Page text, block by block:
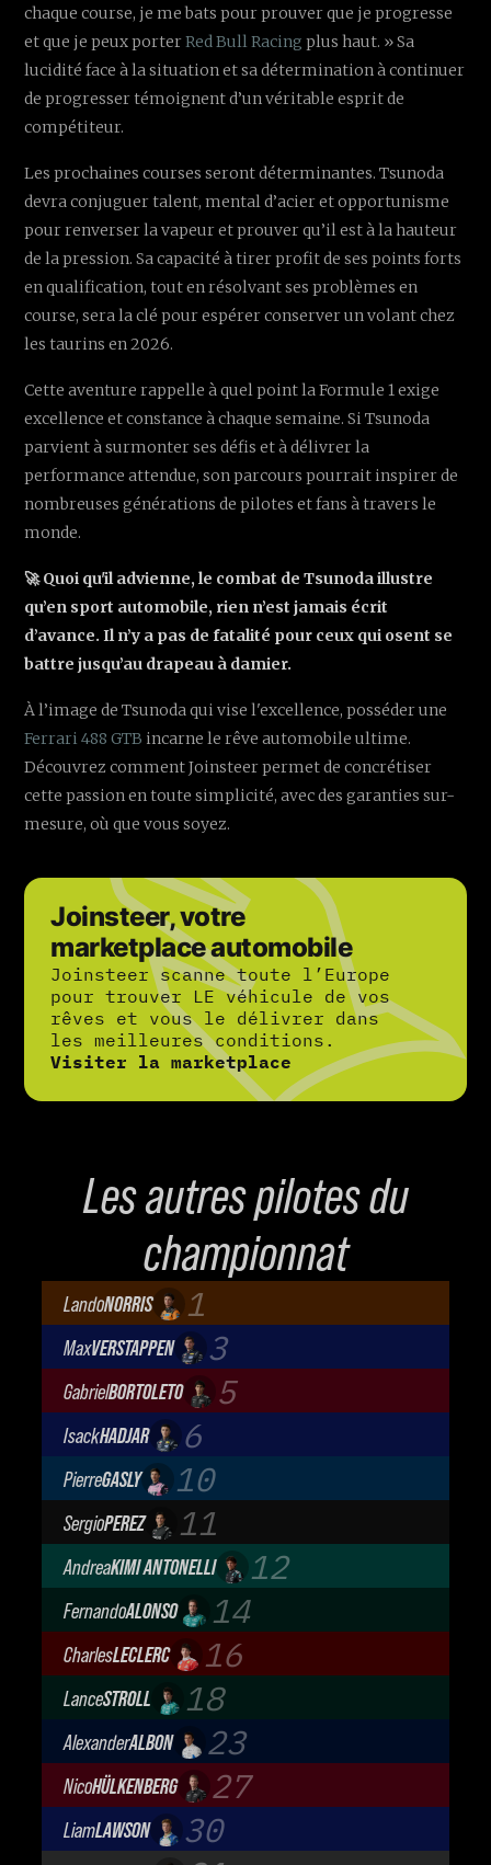
chaque course, je me bats pour prouver que je progresse
et que je peux porterRed Bull Racing plus haut. » Sa
lucidité face à la situation et sa détermination à continuer
de progresser témoignent d’un véritable esprit de
compétiteur.
Les prochaines courses seront déterminantes. Tsunoda
devra conjuguer talent, mental d’acier et opportunisme
pour renverser la vapeur et prouver qu’il est à la hauteur
de la pression. Sa capacité à tirer profit de ses points forts
en qualification, tout en résolvant ses problèmes en
course, sera la clé pour espérer conserver un volant chez
les taurins en 2026.
Cette aventure rappelle à quel point la Formule 1 exige
excellence et constance à chaque semaine. Si Tsunoda
parvient à surmonter ses défis et à délivrer la
performance attendue, son parcours pourrait inspirer de
nombreuses générations de pilotes et fans à travers le
monde.
🚀 Quoi qu'il advienne, le combat de Tsunoda illustre
qu’en sport automobile, rien n’est jamais écrit
d’avance. Il n’y a pas de fatalité pour ceux qui osent se
battre jusqu’au drapeau à damier.
À l’image de Tsunoda qui vise l'excellence, posséder une
Ferrari 488 GTB incarne le rêve automobile ultime.
Découvrez comment Joinsteer permet de concrétiser
cette passion en toute simplicité, avec des garanties sur-
mesure, où que vous soyez.
Joinsteer, votre
marketplace automobile
Joinsteer scanne toute l’Europe
pour trouver LE véhicule de vos
rêves et vous le délivrer dans
les meilleures conditions.
Visiter la marketplace
Les autres pilotes du
championnat
LandoNORRIS 1
McLaren Mastercard F1 Team
MaxVERSTAPPEN 3
Oracle Red Bull Racing
GabrielBORTOLETO 5
Audi Revolut F1 Team
IsackHADJAR 6
Oracle Red Bull Racing
PierreGASLY 10
BWT Alpine Formula One Team
SergioPEREZ 11
Cadillac Formula 1 Team
AndreaKIMI ANTONELLI 12
Mercedes-AMG Petronas F1 Team
FernandoALONSO 14
Aston Martin Aramco F1 Team
CharlesLECLERC 16
Scuderia Ferrari
LanceSTROLL 18
Aston Martin Aramco F1 Team
AlexanderALBON 23
Atlassian Williams F1 Team
NicoHÜLKENBERG 27
Audi Revolut F1 Team
LiamLAWSON 30
Visa Cash App Racing Bulls